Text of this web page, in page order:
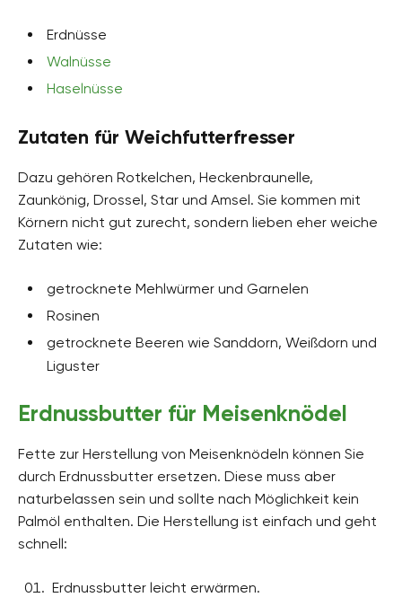
Erdnüsse
Walnüsse
Haselnüsse
Zutaten für Weichfutterfresser
Dazu gehören Rotkelchen, Heckenbraunelle,
Zaunkönig, Drossel, Star und Amsel. Sie kommen mit
Körnern nicht gut zurecht, sondern lieben eher weiche
Zutaten wie:
getrocknete Mehlwürmer und Garnelen
Rosinen
getrocknete Beeren wie Sanddorn, Weißdorn und
Liguster
Erdnussbutter für Meisenknödel
Fette zur Herstellung von Meisenknödeln können Sie
durch Erdnussbutter ersetzen. Diese muss aber
naturbelassen sein und sollte nach Möglichkeit kein
Palmöl enthalten. Die Herstellung ist einfach und geht
schnell:
Erdnussbutter leicht erwärmen.